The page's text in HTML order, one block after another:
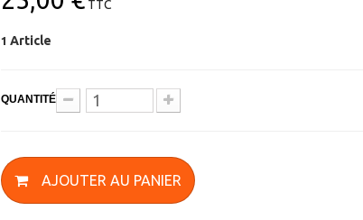
TTC
1 Article
QUANTITÉ
AJOUTER AU PANIER